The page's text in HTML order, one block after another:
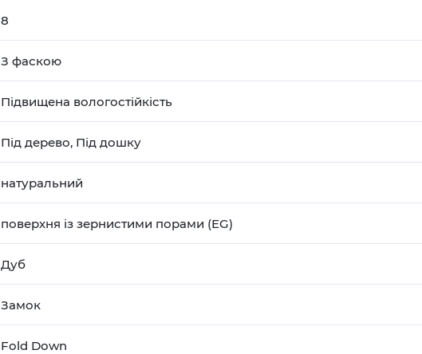
8
З фаскою
Підвищена вологостійкість
Під дерево, Під дошку
натуральний
поверхня із зернистими порами (EG)
Дуб
Замок
Fold Down